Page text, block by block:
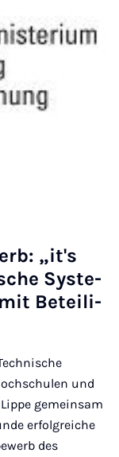
„it's
Sys­te­
mit Be­tei­li­
und
gemeinsam
erfolgreiche
des